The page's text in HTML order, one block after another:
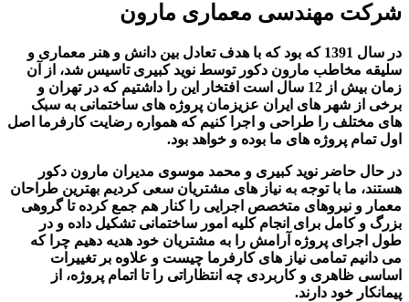
شرکت مهندسی معماری مارون
در سال 1391 که بود که با هدف تعادل بین دانش و هنر معماری و
سلیقه مخاطب مارون دکور توسط نوید کبیری تاسیس شد، از آن
زمان بیش از 12 سال است افتخار این را داشتیم که در تهران و
برخی از شهر های ایران عزیزمان پروژه های ساختمانی به سبک
های مختلف را طراحی و اجرا کنیم که همواره رضایت کارفرما اصل
اول تمام پروژه های ما بوده و خواهد بود.
در حال حاضر نوید کبیری و محمد موسوی مدیران مارون دکور
هستند، ما با توجه به نیاز های مشتریان سعی کردیم بهترین طراحان
معمار و نیروهای متخصص اجرایی را کنار هم جمع کرده تا گروهی
بزرگ و کامل برای انجام کلیه امور ساختمانی تشکیل داده و در
طول اجرای پروژه آرامش را به مشتریان خود هدیه دهیم چرا که
می دانیم تمامی نیاز های کارفرما چیست و علاوه بر تغییرات
اساسی ظاهری و کاربردی چه انتظاراتی را تا اتمام پروژه، از
پیمانکار خود دارند.